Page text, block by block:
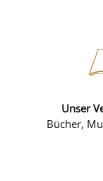
Unser
Bücher,